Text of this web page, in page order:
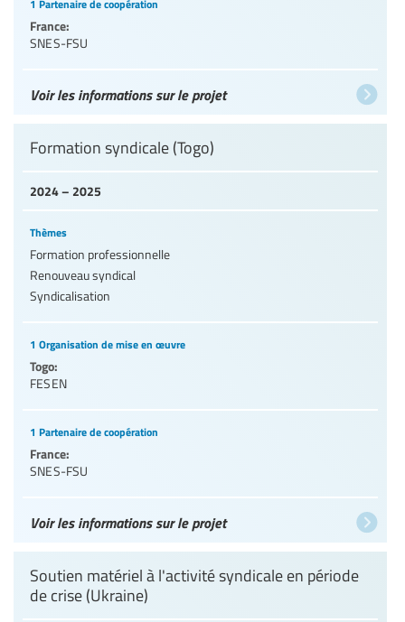
1 Partenaire de coopération
France:
SNES-FSU
Voir les informations sur le projet
2024 – 2025
Formation syndicale (Togo)
Thèmes
Formation professionnelle
Renouveau syndical
Syndicalisation
1 Organisation de mise en œuvre
Togo:
FESEN
1 Partenaire de coopération
France:
SNES-FSU
Voir les informations sur le projet
Soutien matériel à l'activité syndicale en période
de crise (Ukraine)